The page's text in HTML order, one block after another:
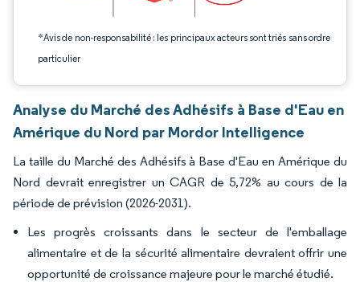
*Avis de non-responsabilité : les principaux acteurs sont triés sans ordre
particulier
Analyse du Marché des Adhésifs à Base d'Eau en
Amérique du Nord par Mordor Intelligence
La taille du Marché des Adhésifs à Base d'Eau en Amérique du
Nord devrait enregistrer un CAGR de 5,72% au cours de la
période de prévision (2026-2031).
Les progrès croissants dans le secteur de l'emballage
alimentaire et de la sécurité alimentaire devraient offrir une
opportunité de croissance majeure pour le marché étudié.